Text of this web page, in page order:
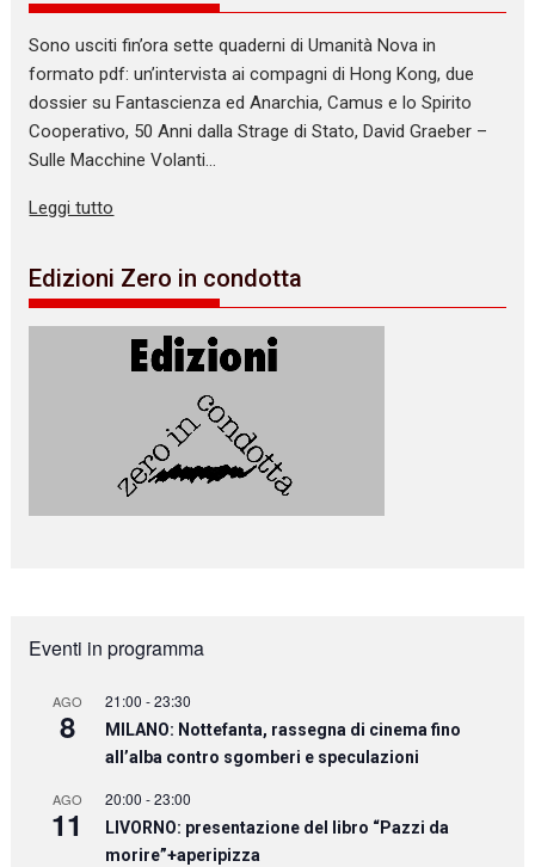
Sono usciti fin’ora sette quaderni di Umanità Nova in
formato pdf: un’intervista ai compagni di Hong Kong, due
dossier su Fantascienza ed Anarchia, Camus e lo Spirito
Cooperativo, 50 Anni dalla Strage di Stato, David Graeber –
Sulle Macchine Volanti…
Leggi tutto
Edizioni Zero in condotta
Eventi in programma
AGO
8
21:00 -23:30
MILANO: Nottefanta, rassegna di cinema fino
all’alba contro sgomberi e speculazioni
AGO
11
20:00 -23:00
LIVORNO: presentazione del libro “Pazzi da
morire”+aperipizza